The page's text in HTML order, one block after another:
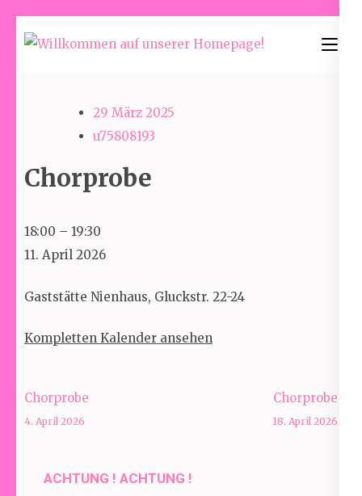
to
Willkommen
29 März 2025
u75808193
Chorprobe
Chorprobe
18:00 – 19:30
11. April 2026
Gaststätte Nienhaus, Gluckstr. 22-24
Kompletten Kalender ansehen
Beitragsnavigation
Chorprobe
4. April 2026
Chorprobe
18. April 2026
ACHTUNG ! ACHTUNG !